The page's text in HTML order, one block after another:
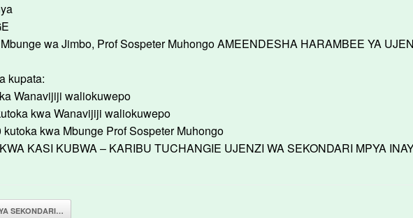
wa Jimbo, Prof Sospeter Muhongo AMEENDESHA HARAMBEE YA
kupata:
Wanavijiji waliokuwepo
kwa Wanavijiji waliokuwepo
kwa Mbunge Prof Sospeter Muhongo
KASI KUBWA – KARIBU TUCHANGIE UJENZI WA SEKONDARI MPYA
SEKONDARI…